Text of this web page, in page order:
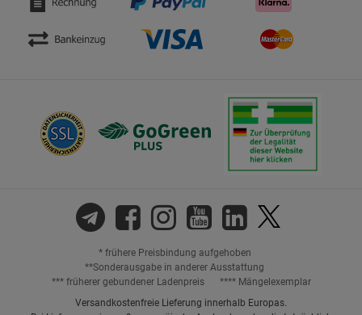
* frühere Preisbindung aufgehoben
**Sonderausgabe in anderer Ausstattung
*** früherer gebundener Ladenpreis
**** Mängelexemplar
Versandkostenfreie Lieferung innerhalb Europas.